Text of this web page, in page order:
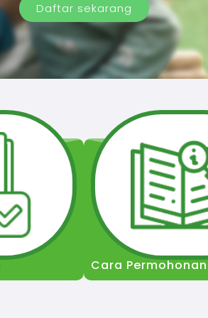
Daftar sekarang
Cara Permohonan